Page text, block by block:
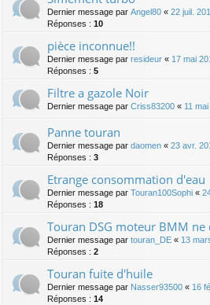
Dernier message par Angel80 « 22 juil.
Réponses : 10
pièce inconnue!!
Dernier message par resideur « 17 mai
Réponses : 5
Filtre a gazole Noir
Dernier message par Criss83200 « 11
Panne touran
Dernier message par daomen « 23 avr.
Réponses : 3
Etrange consommation d'eau
Dernier message par Touran100Sophi «
Réponses : 18
Touran DSG moteur BMM ne
Dernier message par touran_DE « 13
Réponses : 2
Touran fuite d'huile
Dernier message par Nasser93500 « 16
Réponses : 14